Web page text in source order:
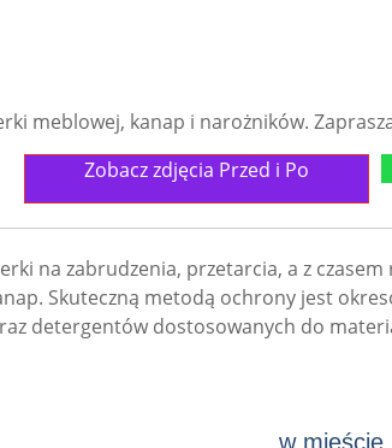
meblowej, kanap i narożników.
Zobacz zdjęcia Przed i Po
na zabrudzenia, przetarcia, a z
Skuteczną metodą ochrony jest
detergentów dostosowanych do
w mieście